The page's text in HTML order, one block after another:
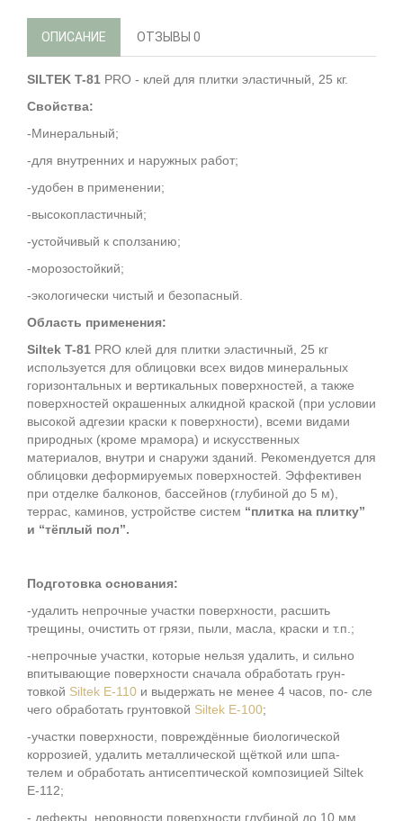
ОПИСАНИЕ ОТЗЫВЫ 0
SILTEK T-81 PRO - клей для плитки эластичный, 25 кг.
Свойства:
-Минеральный;
-для внутренних и наружных работ;
-удобен в применении;
-высокопластичный;
-устойчивый к сползанию;
-морозостойкий;
-экологически чистый и безопасный.
Область применения:
Siltek T-81 PRO клей для плитки эластичный, 25 кг
используется для облицовки всех видов минеральных
горизонтальных и вертикальных поверхностей, а также
поверхностей окрашенных алкидной краской (при условии
высокой адгезии краски к поверхности), всеми видами
природных (кроме мрамора) и искусственных
материалов, внутри и снаружи зданий. Рекомендуется для
облицовки деформируемых поверхностей. Эффективен
при отделке балконов, бассейнов (глубиной до 5 м),
террас, каминов, устройстве систем “плитка на плитку”
и “тёплый пол”.
Подготовка основания:
-удалить непрочные участки поверхности, расшить
трещины, очистить от грязи, пыли, масла, краски и т.п.;
-непрочные участки, которые нельзя удалить, и сильно
впитывающие поверхности сначала обработать грун-
товкой Siltek Е-110 и выдержать не менее 4 часов, по- сле
чего обработать грунтовкой Siltek Е-100;
-участки поверхности, повреждённые биологической
коррозией, удалить металлической щёткой или шпа-
телем и обработать антисептической композицией Siltek
Е-112;
- дефекты, неровности поверхности глубиной до 10 мм